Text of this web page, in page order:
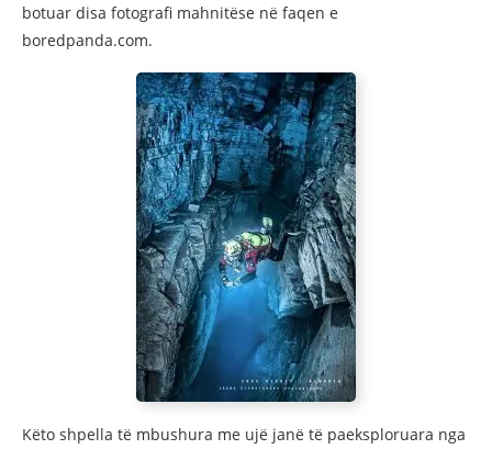
botuar disa fotografi mahnitëse në faqen e
boredpanda.com.
Këto shpella të mbushura me ujë janë të paeksploruara nga